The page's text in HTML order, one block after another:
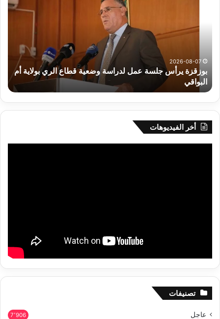
لدراسة
الري
بولاية
البواقي
2026-08-07
بوزقزة يرأس جلسة عمل لدراسة وضعية قطاع الري بولاية أم
البواقي
أخر الفيديوهات
تصنيفات
عاجل 7٬906